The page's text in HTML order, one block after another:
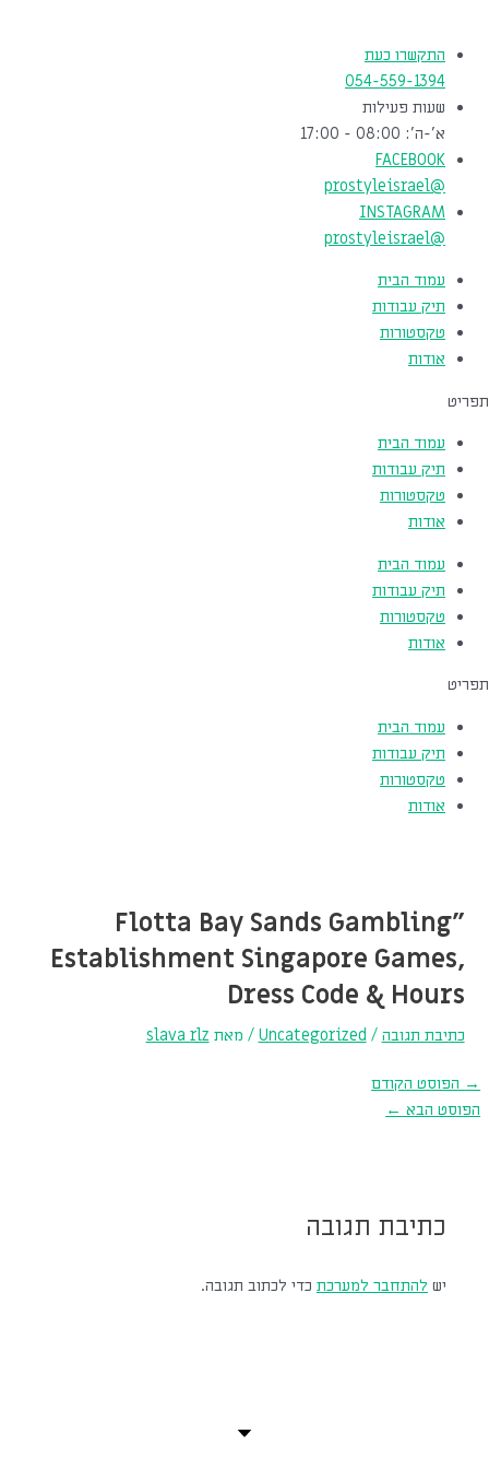
התקשרו כעת
054-559-1394
שעות פעילות
א'-ה': 08:00 - 17:00
FACEBOOK
@prostyleisrael
INSTAGRAM
@prostyleisrael
עמוד הבית
תיק עבודות
טקסטורות
אודות
תפריט
עמוד הבית
תיק עבודות
טקסטורות
אודות
עמוד הבית
תיק עבודות
טקסטורות
אודות
תפריט
עמוד הבית
תיק עבודות
טקסטורות
אודות
"Flotta Bay Sands Gambling
Establishment Singapore Games,
Dress Code & Hours
כתיבת תגובה /
Uncategorized / מאת slava rlz
→ הפוסט הקודם
הפוסט הבא ←
כתיבת תגובה
יש להתחבר למערכת כדי לכתוב תגובה.